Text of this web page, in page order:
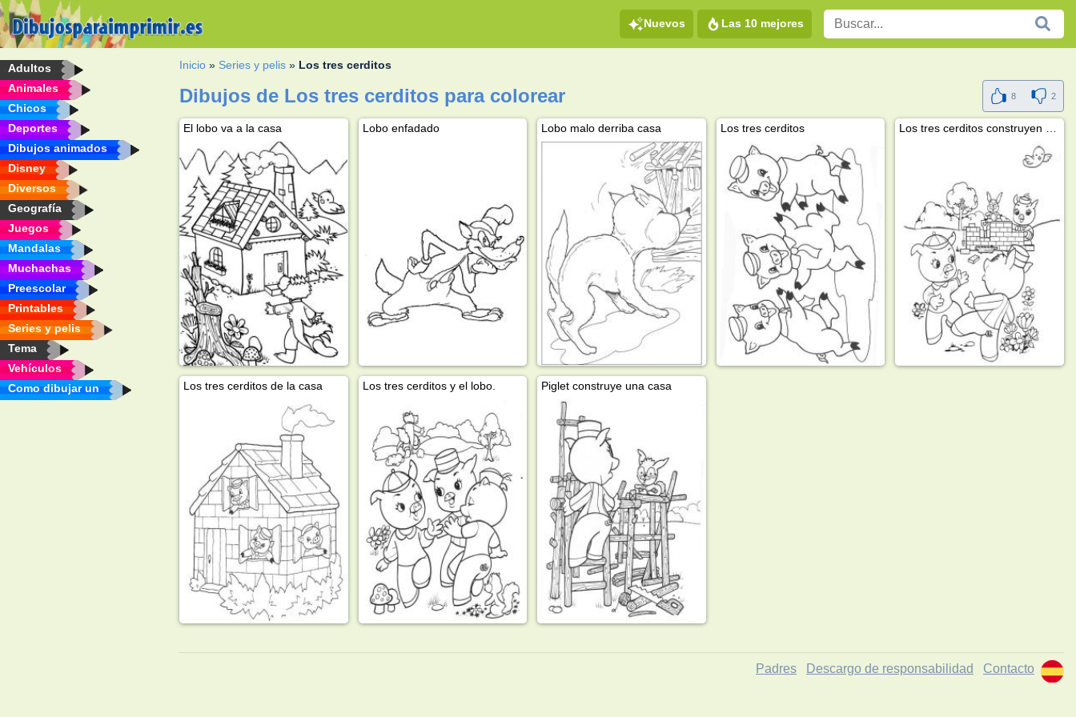
Nuevos Las 10 mejores
Adultos
Animales
Chicos
Deportes
Dibujos animados
Disney
Diversos
Geografía
Juegos
Mandalas
Muchachas
Preescolar
Printables
Series y pelis
Tema
Vehículos
Como dibujar un
Inicio » Series y pelis » Los tres cerditos
Dibujos de Los tres cerditos para colorear 8 2
El lobo va a la casa Lobo enfadado Lobo malo derriba casa Los tres cerditos
Los tres cerditos de la casa Los tres cerditos y el lobo. Piglet construye una casa
Padres Descargo de responsabilidad Contacto